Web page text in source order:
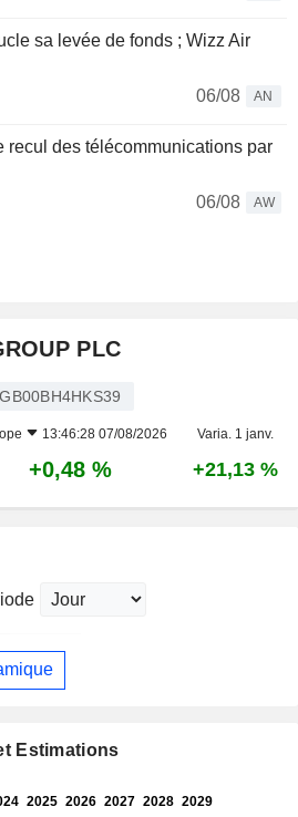
sa levée de fonds ; Wizz Air
06/08
AN
recul des télécommunications par
06/08
AW
PLC
GB00BH4HKS39
13:46:28 07/08/2026 Varia. 1 janv.
+0,48 % +21,13 %
Estimations